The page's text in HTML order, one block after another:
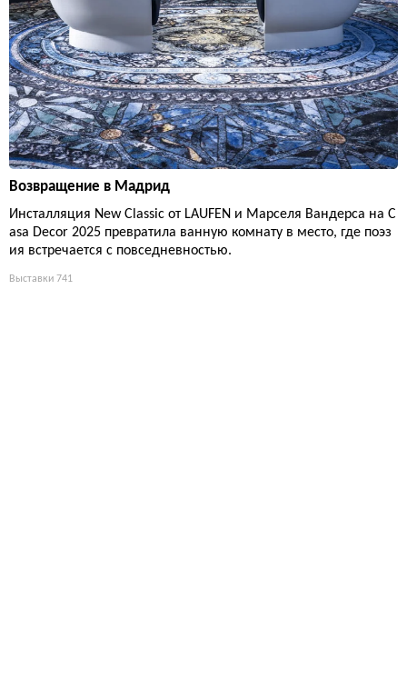
Возвращение в Мадрид
Инсталляция New Classic от LAUFEN и Марселя Вандерса на C
asa Decor 2025 превратила ванную комнату в место, где поэз
ия встречается с повседневностью.
Выставки 741